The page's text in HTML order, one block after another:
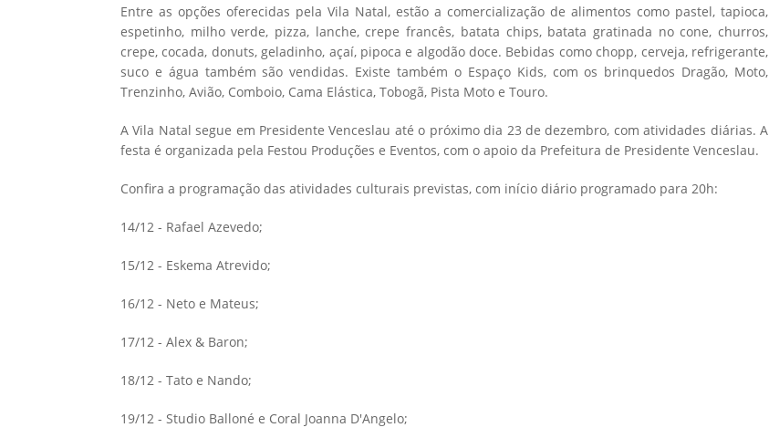
Entre as opções oferecidas pela Vila Natal, estão a comercialização de alimentos como pastel, tapioca,
espetinho, milho verde, pizza, lanche, crepe francês, batata chips, batata gratinada no cone, churros,
crepe, cocada, donuts, geladinho, açaí, pipoca e algodão doce. Bebidas como chopp, cerveja, refrigerante,
suco e água também são vendidas. Existe também o Espaço Kids, com os brinquedos Dragão, Moto,
Trenzinho, Avião, Comboio, Cama Elástica, Tobogã, Pista Moto e Touro.
A Vila Natal segue em Presidente Venceslau até o próximo dia 23 de dezembro, com atividades diárias. A
festa é organizada pela Festou Produções e Eventos, com o apoio da Prefeitura de Presidente Venceslau.
Confira a programação das atividades culturais previstas, com início diário programado para 20h:
14/12 - Rafael Azevedo;
15/12 - Eskema Atrevido;
16/12 - Neto e Mateus;
17/12 - Alex & Baron;
18/12 - Tato e Nando;
19/12 - Studio Balloné e Coral Joanna D'Angelo;